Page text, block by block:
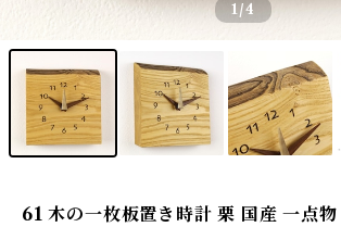
1/4
61 木の一枚板置き時計 栗 国産 一点